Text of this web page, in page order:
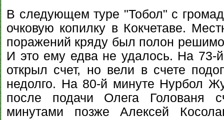
В следующем туре "Тобол" с
очковую копилку в Кокчетаве.
поражений кряду был полон
И это ему едва не удалось. На 73-
открыл счет, но вели в счете
недолго. На 80-й минуте Нурбол
после подачи Олега Голованя
минутами позже Алексей